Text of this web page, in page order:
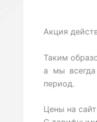
Акция
Таким
а мы
период.
Цены на